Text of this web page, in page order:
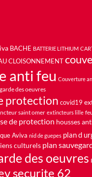
BACHE BATTERIE LITHIUM
CLOISONNEMENT
anti feu Couverture
des oeuvres
protection covid19
saint omer extincteurs lille
de protection housses
Aviva nid de guepes plan d
culturels plan
des oeuvres
securite 62